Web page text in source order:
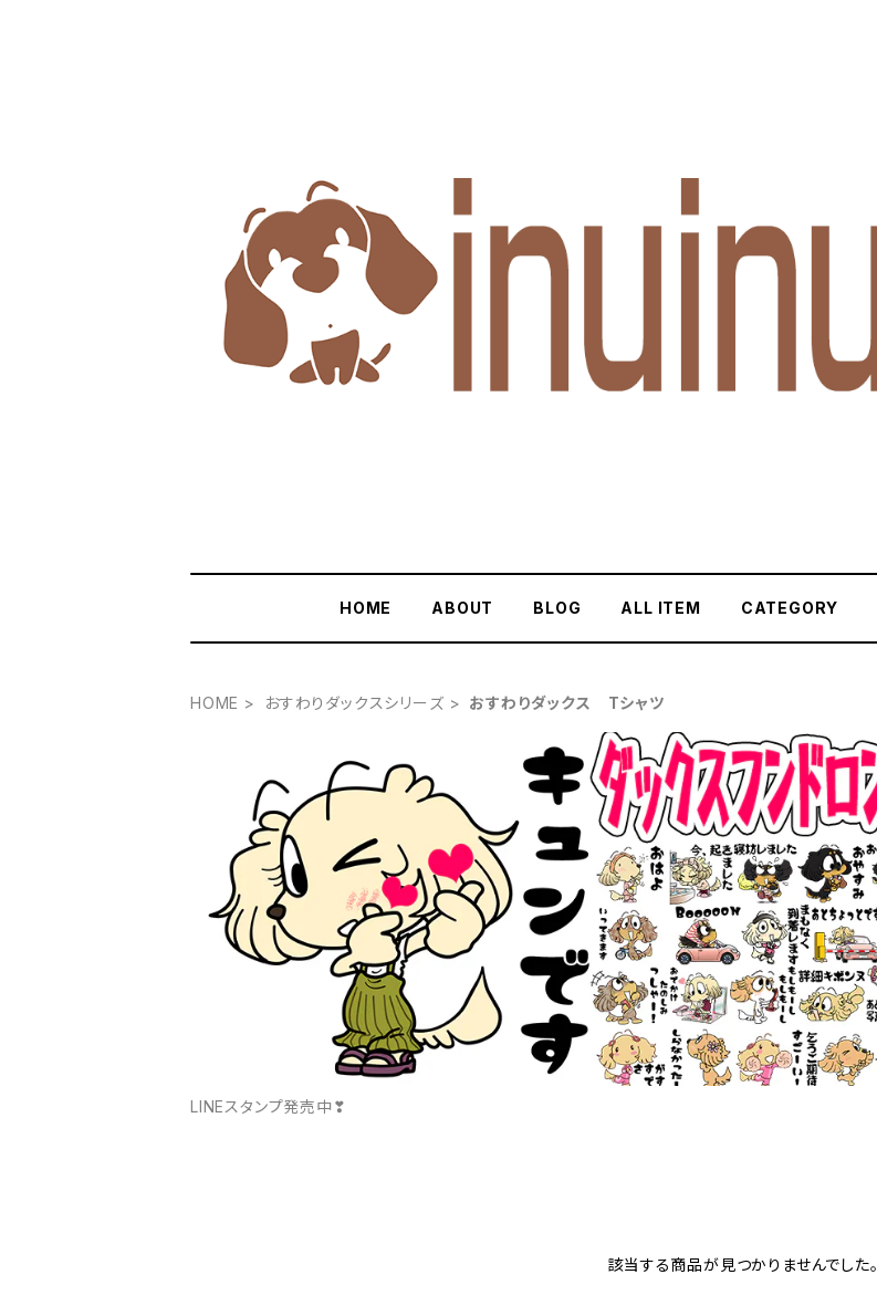
HOME ABOUT BLOG ALL ITEM CATEGORY
HOME おすわりダックスシリーズ おすわりダックス Tシャツ
LINEスタンプ発売中❣
該当する商品が見つかりませんでした。